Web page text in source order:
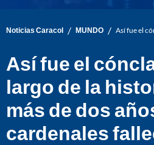
Noticias Caracol / MUNDO / Así fue el
Así fue el
largo de la
más de dos
cardenales